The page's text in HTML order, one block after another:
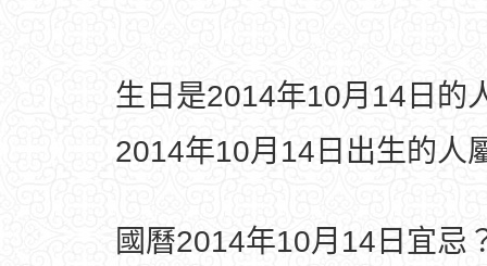
生日是2014年10月14日的
2014年10月14日出生的人
國曆2014年10月14日宜忌